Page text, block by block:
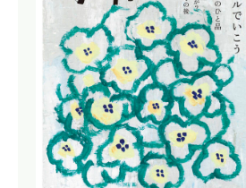
暮しの手帖 電子版